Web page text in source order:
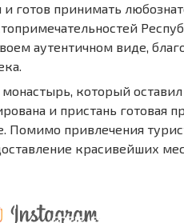
готов принимать
аутентичном виде,
который
и пристань готовая
Помимо привлечения
красивейших
GDZIE JEST 6%